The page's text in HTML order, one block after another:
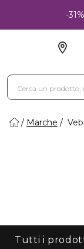
-
Marche
Tutti i